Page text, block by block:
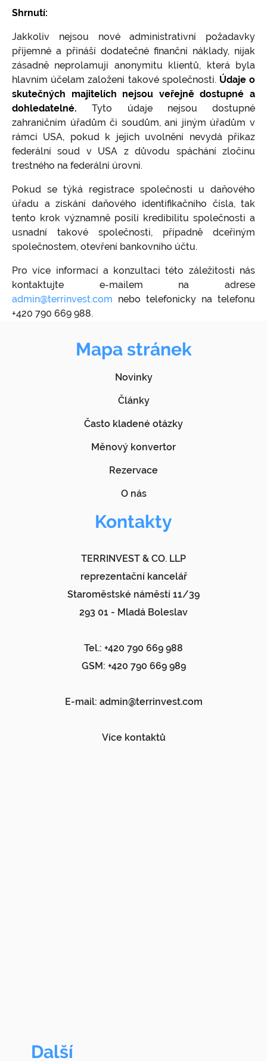
Shrnutí:
Jakkoliv nejsou nové administrativní požadavky
příjemné a přináší dodatečné finanční náklady, nijak
zásadně neprolamují anonymitu klientů, která byla
hlavním účelam založení takové společnosti. Údaje o
skutečných majitelích nejsou veřejně dostupné a
dohledatelné. Tyto údaje nejsou dostupné
zahraničním úřadům či soudům, ani jiným úřadům v
rámci USA, pokud k jejich uvolnění nevydá příkaz
federální soud v USA z důvodu spáchání zločinu
trestného na federální úrovni.
Pokud se týká registrace společnosti u daňového
úřadu a získání daňového identifikačního čísla, tak
tento krok významně posílí kredibilitu společnosti a
usnadní takové společnosti, případně dceřiným
společnostem, otevření bankovního účtu.
Pro více informací a konzultaci této záležitosti nás
kontaktujte e-mailem na adrese
admin@terrinvest.com nebo telefonicky na telefonu
+420 790 669 988.
Mapa stránek
Novinky
Články
Často kladené otázky
Měnový konvertor
Rezervace
O nás
Kontakty
TERRINVEST & CO. LLP
reprezentační kancelář
Staroměstské náměstí 11/39
293 01 - Mladá Boleslav
Tel.: +420 790 669 988
GSM: +420 790 669 989
E-mail: admin@terrinvest.com
Více kontaktů
Další